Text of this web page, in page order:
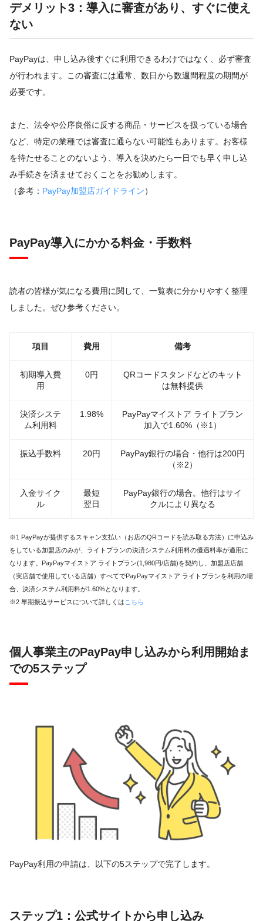
デメリット3：導入に審査があり、すぐに使え
ない
PayPayは、申し込み後すぐに利用できるわけではなく、必ず審査
が行われます。この審査には通常、数日から数週間程度の期間が
必要です。
また、法令や公序良俗に反する商品・サービスを扱っている場合
など、特定の業種では審査に通らない可能性もあります。お客様
を待たせることのないよう、導入を決めたら一日でも早く申し込
み手続きを済ませておくことをお勧めします。
（参考： PayPay加盟店ガイドライン）
PayPay導入にかかる料金・手数料
読者の皆様が気になる費用に関して、一覧表に分かりやすく整理
しました。ぜひ参考ください。
項目 費用 備考
初期導入費
用
0円
QRコードスタンドなどのキット
は無料提供
決済システ
ム利用料
1.98%
PayPayマイストア ライトプラン
加入で1.60%（※1）
振込手数料 20円
PayPay銀行の場合・他行は200円
（※2）
入金サイク
ル
最短
翌日
PayPay銀行の場合。他行はサイ
クルにより異なる
※1 PayPayが提供するスキャン支払い（お店のQRコードを読み取る方法）に申込み
をしている加盟店のみが、ライトプランの決済システム利用料の優遇料率が適用に
なります。PayPayマイストア ライトプラン(1,980円/店舗)を契約し、加盟店店舗
（実店舗で使用している店舗）すべてでPayPayマイストア ライトプランを利用の場
合、決済システム利用料が1.60%となります。
※2 早期振込サービスについて詳しくは こちら
個人事業主のPayPay申し込みから利用開始ま
での5ステップ
PayPay利用の申請は、以下の5ステップで完了します。
ステップ1：公式サイトから申し込み